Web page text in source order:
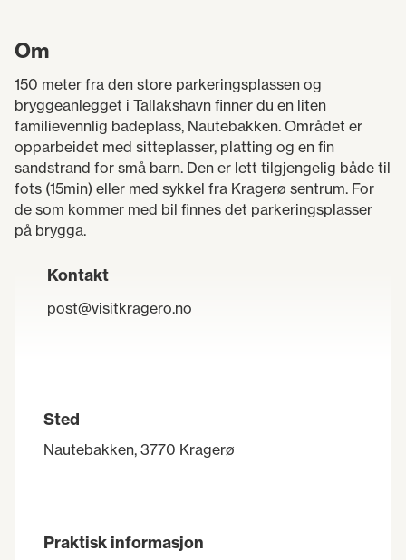
Om
150 meter fra den store parkeringsplassen og
bryggeanlegget i Tallakshavn finner du en liten
familievennlig badeplass, Nautebakken. Området er
opparbeidet med sitteplasser, platting og en fin
sandstrand for små barn. Den er lett tilgjengelig både til
fots (15min) eller med sykkel fra Kragerø sentrum. For
de som kommer med bil finnes det parkeringsplasser
på brygga.
Kontakt
post@visitkragero.no
Sted
Nautebakken, 3770 Kragerø
Praktisk informasjon